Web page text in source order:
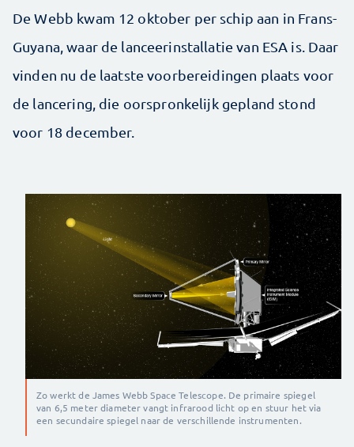
De Webb kwam 12 oktober per schip aan in Frans-
Guyana, waar de lanceerinstallatie van ESA is. Daar
vinden nu de laatste voorbereidingen plaats voor
de lancering, die oorspronkelijk gepland stond
voor 18 december.
Zo werkt de James Webb Space Telescope. De primaire spiegel
van 6,5 meter diameter vangt infrarood licht op en stuur het via
een secundaire spiegel naar de verschillende instrumenten.